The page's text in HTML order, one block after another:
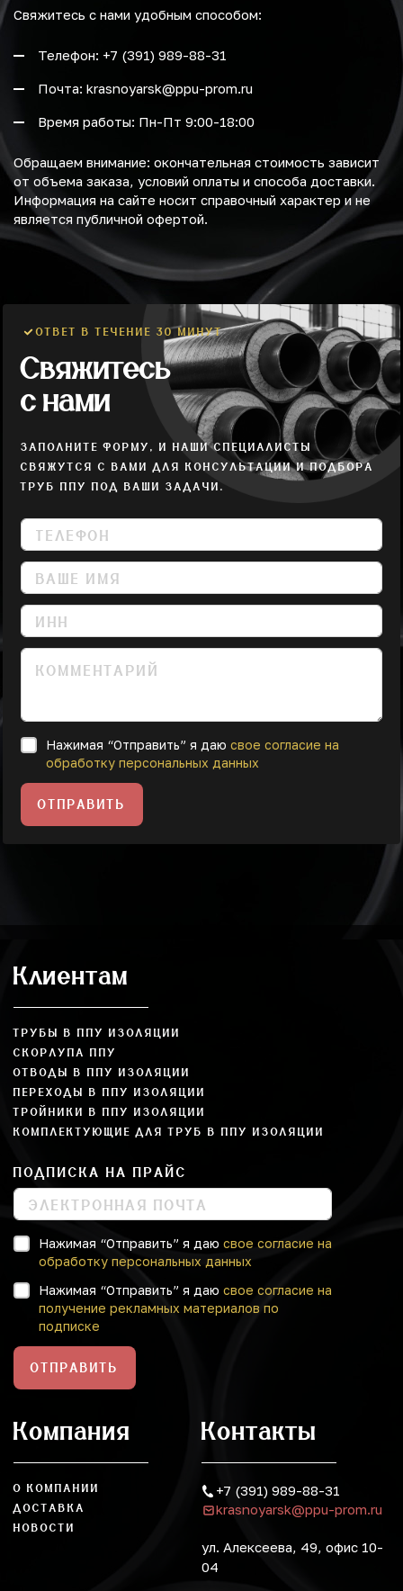
Свяжитесь с нами удобным способом:
Телефон: +7 (391) 989-88-31
Почта: krasnoyarsk@ppu-prom.ru
Время работы: Пн-Пт 9:00-18:00
Обращаем внимание: окончательная стоимость зависит
от объема заказа, условий оплаты и способа доставки.
Информация на сайте носит справочный характер и не
является публичной офертой.
ОТВЕТ В ТЕЧЕНИЕ 30 МИНУТ
Свяжитесь
с нами
ЗАПОЛНИТЕ ФОРМУ, И НАШИ СПЕЦИАЛИСТЫ
СВЯЖУТСЯ С ВАМИ ДЛЯ КОНСУЛЬТАЦИИ И ПОДБОРА
ТРУБ ППУ ПОД ВАШИ ЗАДАЧИ.
Нажимая “Отправить” я даю свое согласие на
обработку персональных данных
ОТПРАВИТЬ
Клиентам
ТРУБЫ В ППУ ИЗОЛЯЦИИ
СКОРЛУПА ППУ
ОТВОДЫ В ППУ ИЗОЛЯЦИИ
ПЕРЕХОДЫ В ППУ ИЗОЛЯЦИИ
ТРОЙНИКИ В ППУ ИЗОЛЯЦИИ
КОМПЛЕКТУЮЩИЕ ДЛЯ ТРУБ В ППУ ИЗОЛЯЦИИ
ПОДПИСКА НА ПРАЙС
Нажимая “Отправить” я даю свое согласие на
обработку персональных данных
Нажимая “Отправить” я даю свое согласие на
получение рекламных материалов по
подписке
ОТПРАВИТЬ
Компания
О КОМПАНИИ
ДОСТАВКА
НОВОСТИ
Контакты
+7 (391) 989-88-31
krasnoyarsk@ppu-prom.ru
ул. Алексеева, 49, офис 10-
04